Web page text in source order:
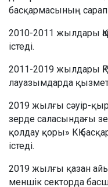
басқармасының
2010-2011 жылдары
істеді.
2011-2019 жылдары ҚР
лауазымдарда
2019 жылғы сәуір-
зерде саласындағы
қолдау қоры» КҚ
істеді.
2019 жылғы қазан
меншік секторда